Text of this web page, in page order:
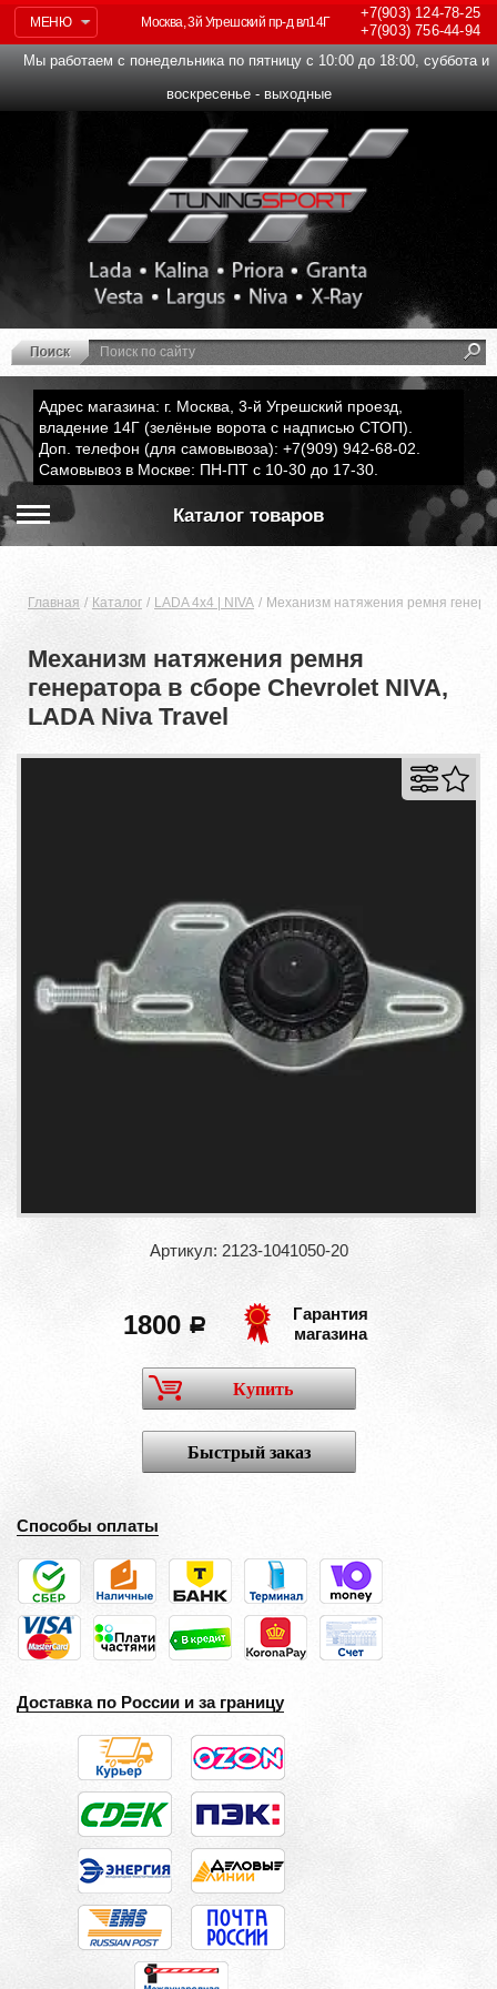
МЕНЮ
+7(903)124-78-25
+7(903)756-44-94
Москва, 3й Угрешский пр-д вл14Г
Мы работаем с понедельника по пятницу с 10:00 до 18:00, суббота и
воскресенье - выходные
Адрес магазина: г. Москва, 3-й Угрешский проезд,
владение 14Г (зелёные ворота с надписью СТОП).
Доп. телефон (для самовывоза): +7(909) 942-68-02.
Самовывоз в Москве: ПН-ПТ с 10-30 до 17-30.
Каталог товаров
Главная Каталог LADA 4x4 | NIVA Механизм натяжения ремня
Механизм натяжения ремня
генератора в сборе Chevrolet NIVA,
LADA Niva Travel
Артикул: 2123-1041050-20
1800 a
Гарантия
магазина
Купить
Быстрый заказ
Способы оплаты
Доставка по России и за границу